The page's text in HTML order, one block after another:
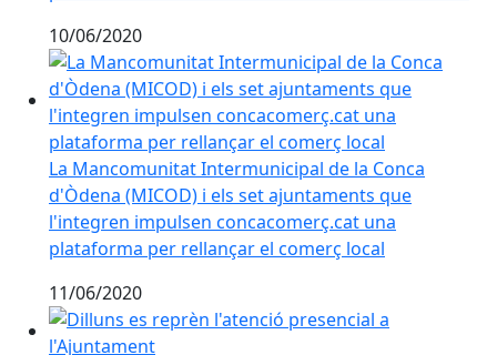
10/06/2020
La Mancomunitat Intermunicipal de la Conca
La Mancomunitat Intermunicipal de la Conca
d'Òdena (MICOD) i els set ajuntaments que
l'integren impulsen concacomerç.cat una
plataforma per rellançar el comerç local
11/06/2020
Dilluns es reprèn l'atenció presencial a l'Ajuntament